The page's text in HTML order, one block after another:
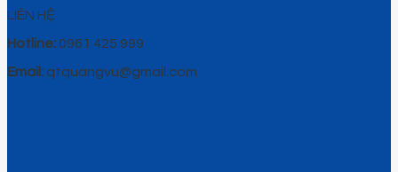
LIÊN HỆ
Hotline: 0961 425 999
Email: qtquangvu@gmail.com